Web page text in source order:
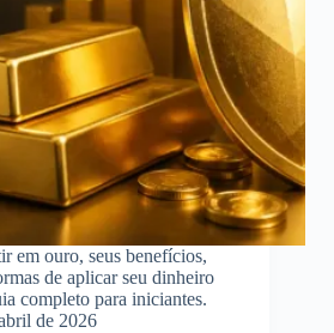
em ouro, seus benefícios,
de aplicar seu dinheiro
completo para iniciantes.
de 2026